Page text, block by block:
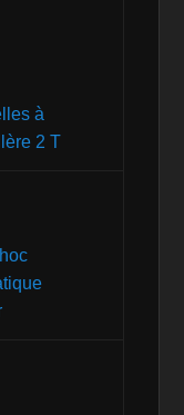
à
2 T